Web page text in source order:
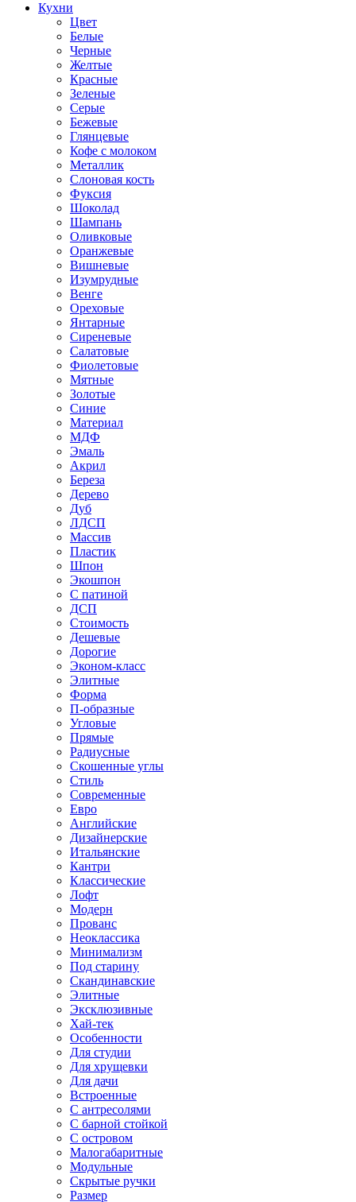
Кухни
Цвет
Белые
Черные
Желтые
Красные
Зеленые
Серые
Бежевые
Глянцевые
Кофе с молоком
Металлик
Слоновая кость
Фуксия
Шоколад
Шампань
Оливковые
Оранжевые
Вишневые
Изумрудные
Венге
Ореховые
Янтарные
Сиреневые
Салатовые
Фиолетовые
Мятные
Золотые
Синие
Материал
МДФ
Эмаль
Акрил
Береза
Дерево
Дуб
ЛДСП
Массив
Пластик
Шпон
Экошпон
С патиной
ДСП
Стоимость
Дешевые
Дорогие
Эконом-класс
Элитные
Форма
П-образные
Угловые
Прямые
Радиусные
Скошенные углы
Стиль
Современные
Евро
Английские
Дизайнерские
Итальянские
Кантри
Классические
Лофт
Модерн
Прованс
Неоклассика
Минимализм
Под старину
Скандинавские
Элитные
Эксклюзивные
Хай-тек
Особенности
Для студии
Для хрущевки
Для дачи
Встроенные
С антресолями
С барной стойкой
С островом
Малогабаритные
Модульные
Скрытые ручки
Размер